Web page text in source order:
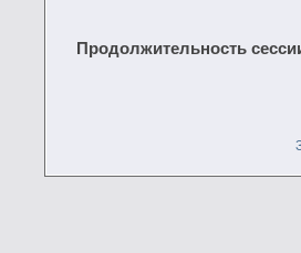
Продолжительность